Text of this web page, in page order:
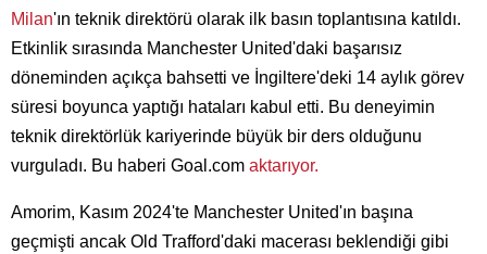
Milan'ın teknik direktörü olarak ilk basın toplantısına katıldı.
Etkinlik sırasında Manchester United'daki başarısız
döneminden açıkça bahsetti ve İngiltere'deki 14 aylık görev
süresi boyunca yaptığı hataları kabul etti. Bu deneyimin
teknik direktörlük kariyerinde büyük bir ders olduğunu
vurguladı. Bu haberi Goal.com aktarıyor.
Amorim, Kasım 2024'te Manchester United'ın başına
geçmişti ancak Old Trafford'daki macerası beklendiği gibi